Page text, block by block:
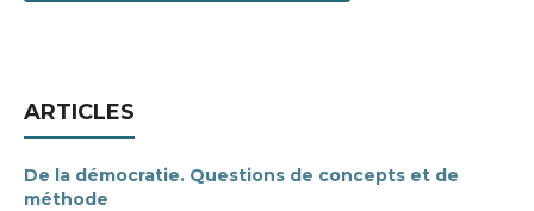
ARTICLES
De la démocratie. Questions de concepts et de
méthode